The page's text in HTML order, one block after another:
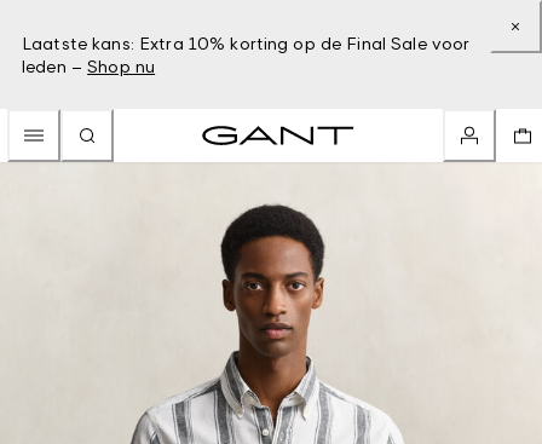
Laatste kans: Extra 10% korting op de Final Sale voor
leden – Shop nu